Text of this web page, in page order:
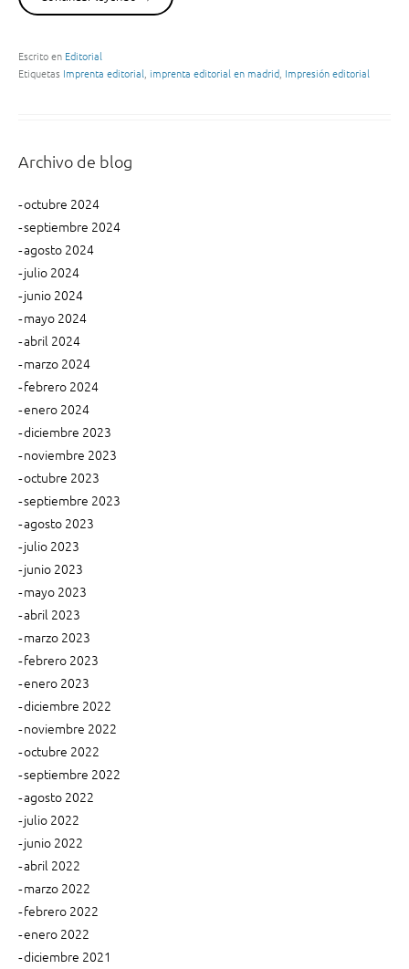
i
l
v
a
I
r
Escrito en Editorial
Etiquetas Imprenta editorial, imprenta editorial en madrid, Impresión editorial
Archivo de blog
octubre 2024
septiembre 2024
agosto 2024
julio 2024
junio 2024
mayo 2024
abril 2024
marzo 2024
febrero 2024
enero 2024
diciembre 2023
noviembre 2023
octubre 2023
septiembre 2023
agosto 2023
julio 2023
junio 2023
mayo 2023
abril 2023
marzo 2023
febrero 2023
enero 2023
diciembre 2022
noviembre 2022
octubre 2022
septiembre 2022
agosto 2022
julio 2022
junio 2022
abril 2022
marzo 2022
febrero 2022
enero 2022
diciembre 2021